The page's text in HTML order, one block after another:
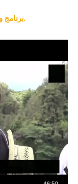
برنامج واقعي لرحلة بانقتان في هاواي.